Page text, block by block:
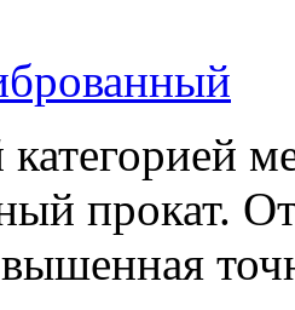
прокат.